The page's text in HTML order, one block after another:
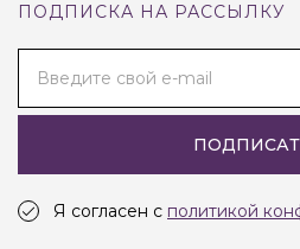
ПОДПИСКА НА РАССЫЛКУ
Введите свой e-mail
Я согласен с политикой